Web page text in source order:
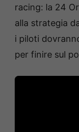
racing: la 24
alla strategia
i piloti
per finire sul